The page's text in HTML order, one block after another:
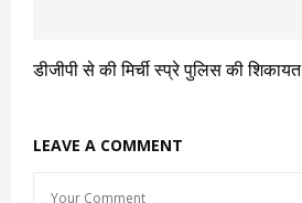
डीजीपी से की मिर्ची स्प्रे पुलिस की शिकायत
LEAVE A COMMENT